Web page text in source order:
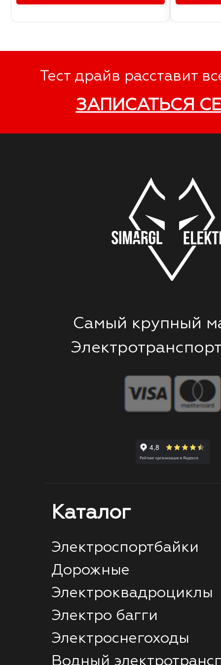
Тест драйв расставит
ЗАПИСАТЬСЯ
Самый крупный
Каталог
Электроспортбайки
Дорожные
Электроквадроциклы
Электро багги
Электроснегоходы
Водный